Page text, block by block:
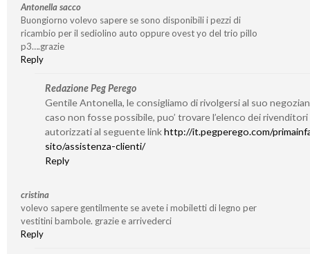
Antonella sacco
Buongiorno volevo sapere se sono disponibili i pezzi di
ricambio per il sediolino auto oppure ovest yo del trio pillo
p3….grazie
Reply
Redazione Peg Perego
Gentile Antonella, le consigliamo di rivolgersi al suo
caso non fosse possibile, puo’ trovare l’elenco dei rivenditori
autorizzati al seguente linkhttp://it.pegperego.com/
sito/assistenza-clienti/
Reply
cristina
volevo sapere gentilmente se avete i mobiletti di legno per
vestitini bambole. grazie e arrivederci
Reply